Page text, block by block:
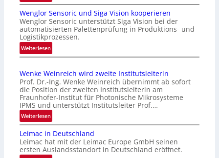
N
e
u
e
R
i
s
k
e
n
ü
r
i
e
Wenglor Sensoric und Siga Vision kooperieren
Wenglor Sensoric unterstützt Siga Vision bei der
automatisierten Palettenprüfung in Produktions- und
Logistikprozessen.
Weiterlesen:
W
n
g
l
o
r
S
n
s
Wenke Weinreich wird zweite Institutsleiterin
Prof. Dr.-Ing. Wenke Weinreich übernimmt ab sofort
die Position der zweiten Institutsleiterin am
Fraunhofer-Institut für Photonische Mikrosysteme
IPMS und unterstützt Institutsleiter Prof.…
Weiterlesen:
W
n
k
Leimac in Deutschland
Leimac hat mit der Leimac Europe GmbH seinen
ersten Auslandsstandort in Deutschland eröffnet.